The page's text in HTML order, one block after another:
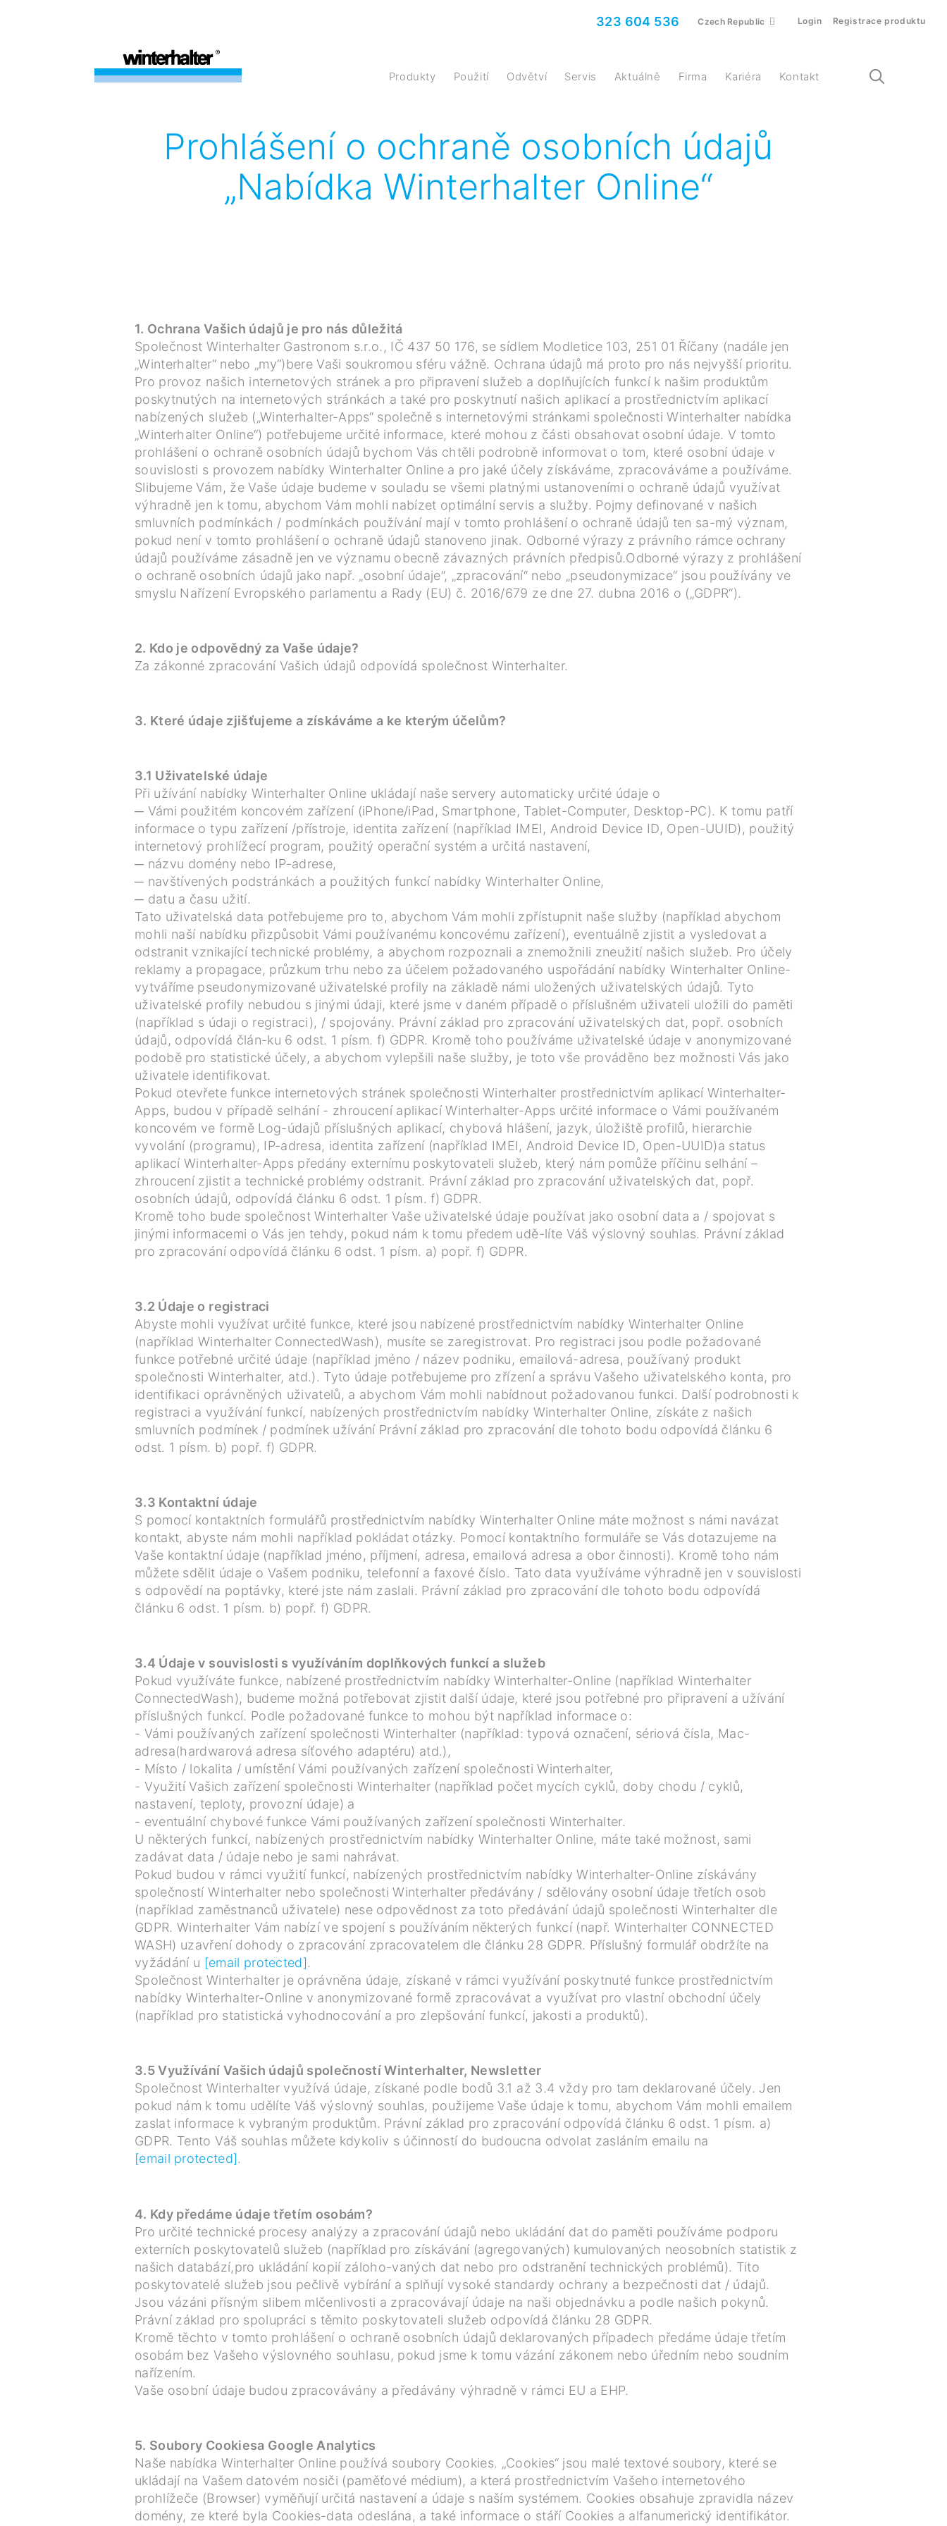
323 604 536 Czech Republic Login Registrace produktu
Produkty Použití Odvětví Servis Aktuálně Firma Kariéra Kontakt
Prohlášení o ochraně osobních údajů
„Nabídka Winterhalter Online“
1. Ochrana Vašich údajů je pro nás důležitá
Společnost Winterhalter Gastronom s.r.o., IČ 437 50 176, se sídlem Modletice 103, 251 01 Říčany (nadále jen
„Winterhalter“ nebo „my“)bere Vaši soukromou sféru vážně. Ochrana údajů má proto pro nás nejvyšší prioritu.
Pro provoz našich internetových stránek a pro připravení služeb a doplňujících funkcí k našim produktům
poskytnutých na internetových stránkách a také pro poskytnutí našich aplikací a prostřednictvím aplikací
nabízených služeb („Winterhalter-Apps“ společně s internetovými stránkami společnosti Winterhalter nabídka
„Winterhalter Online“) potřebujeme určité informace, které mohou z části obsahovat osobní údaje. V tomto
prohlášení o ochraně osobních údajů bychom Vás chtěli podrobně informovat o tom, které osobní údaje v
souvislosti s provozem nabídky Winterhalter Online a pro jaké účely získáváme, zpracováváme a používáme.
Slibujeme Vám, že Vaše údaje budeme v souladu se všemi platnými ustanoveními o ochraně údajů využívat
výhradně jen k tomu, abychom Vám mohli nabízet optimální servis a služby. Pojmy definované v našich
smluvních podmínkách / podmínkách používání mají v tomto prohlášení o ochraně údajů ten sa-mý význam,
pokud není v tomto prohlášení o ochraně údajů stanoveno jinak. Odborné výrazy z právního rámce ochrany
údajů používáme zásadně jen ve významu obecně závazných právních předpisů.Odborné výrazy z prohlášení
o ochraně osobních údajů jako např. „osobní údaje“, „zpracování“ nebo „pseudonymizace“ jsou používány ve
smyslu Nařízení Evropského parlamentu a Rady (EU) č. 2016/679 ze dne 27. dubna 2016 o („GDPR“).
2. Kdo je odpovědný za Vaše údaje?
Za zákonné zpracování Vašich údajů odpovídá společnost Winterhalter.
3. Které údaje zjišťujeme a získáváme a ke kterým účelům?
3.1 Uživatelské údaje
Při užívání nabídky Winterhalter Online ukládají naše servery automaticky určité údaje o
─ Vámi použitém koncovém zařízení (iPhone/iPad, Smartphone, Tablet-Computer, Desktop-PC). K tomu patří
informace o typu zařízení /přístroje, identita zařízení (například IMEI, Android Device ID, Open-UUID), použitý
internetový prohlížecí program, použitý operační systém a určitá nastavení,
─ názvu domény nebo IP-adrese,
─ navštívených podstránkách a použitých funkcí nabídky Winterhalter Online,
─ datu a času užití.
Tato uživatelská data potřebujeme pro to, abychom Vám mohli zpřístupnit naše služby (například abychom
mohli naší nabídku přizpůsobit Vámi používanému koncovému zařízení), eventuálně zjistit a vysledovat a
odstranit vznikající technické problémy, a abychom rozpoznali a znemožnili zneužití našich služeb. Pro účely
reklamy a propagace, průzkum trhu nebo za účelem požadovaného uspořádání nabídky Winterhalter Online-
vytváříme pseudonymizované uživatelské profily na základě námi uložených uživatelských údajů. Tyto
uživatelské profily nebudou s jinými údaji, které jsme v daném případě o příslušném uživateli uložili do paměti
(například s údaji o registraci), / spojovány. Právní základ pro zpracování uživatelských dat, popř. osobních
údajů, odpovídá člán-ku 6 odst. 1 písm. f) GDPR. Kromě toho používáme uživatelské údaje v anonymizované
podobě pro statistické účely, a abychom vylepšili naše služby, je toto vše prováděno bez možnosti Vás jako
uživatele identifikovat.
Pokud otevřete funkce internetových stránek společnosti Winterhalter prostřednictvím aplikací Winterhalter-
Apps, budou v případě selhání - zhroucení aplikací Winterhalter-Apps určité informace o Vámi používaném
koncovém ve formě Log-údajů příslušných aplikací, chybová hlášení, jazyk, úložiště profilů, hierarchie
vyvolání (programu), IP-adresa, identita zařízení (například IMEI, Android Device ID, Open-UUID)a status
aplikací Winterhalter-Apps předány externímu poskytovateli služeb, který nám pomůže příčinu selhání –
zhroucení zjistit a technické problémy odstranit. Právní základ pro zpracování uživatelských dat, popř.
osobních údajů, odpovídá článku 6 odst. 1 písm. f) GDPR.
Kromě toho bude společnost Winterhalter Vaše uživatelské údaje používat jako osobní data a / spojovat s
jinými informacemi o Vás jen tehdy, pokud nám k tomu předem udě-líte Váš výslovný souhlas. Právní základ
pro zpracování odpovídá článku 6 odst. 1 písm. a) popř. f) GDPR.
3.2 Údaje o registraci
Abyste mohli využívat určité funkce, které jsou nabízené prostřednictvím nabídky Winterhalter Online
(například Winterhalter ConnectedWash), musíte se zaregistrovat. Pro registraci jsou podle požadované
funkce potřebné určité údaje (například jméno / název podniku, emailová-adresa, používaný produkt
společnosti Winterhalter, atd.). Tyto údaje potřebujeme pro zřízení a správu Vašeho uživatelského konta, pro
identifikaci oprávněných uživatelů, a abychom Vám mohli nabídnout požadovanou funkci. Další podrobnosti k
registraci a využívání funkcí, nabízených prostřednictvím nabídky Winterhalter Online, získáte z našich
smluvních podmínek / podmínek užívání Právní základ pro zpracování dle tohoto bodu odpovídá článku 6
odst. 1 písm. b) popř. f) GDPR.
3.3 Kontaktní údaje
S pomocí kontaktních formulářů prostřednictvím nabídky Winterhalter Online máte možnost s námi navázat
kontakt, abyste nám mohli například pokládat otázky. Pomocí kontaktního formuláře se Vás dotazujeme na
Vaše kontaktní údaje (například jméno, příjmení, adresa, emailová adresa a obor činnosti). Kromě toho nám
můžete sdělit údaje o Vašem podniku, telefonní a faxové číslo. Tato data využíváme výhradně jen v souvislosti
s odpovědí na poptávky, které jste nám zaslali. Právní základ pro zpracování dle tohoto bodu odpovídá
článku 6 odst. 1 písm. b) popř. f) GDPR.
3.4 Údaje v souvislosti s využíváním doplňkových funkcí a služeb
Pokud využíváte funkce, nabízené prostřednictvím nabídky Winterhalter-Online (například Winterhalter
ConnectedWash), budeme možná potřebovat zjistit další údaje, které jsou potřebné pro připravení a užívání
příslušných funkcí. Podle požadované funkce to mohou být například informace o:
- Vámi používaných zařízení společnosti Winterhalter (například: typová označení, sériová čísla, Mac-
adresa(hardwarová adresa síťového adaptéru) atd.),
- Místo / lokalita / umístění Vámi používaných zařízení společnosti Winterhalter,
- Využití Vašich zařízení společnosti Winterhalter (například počet mycích cyklů, doby chodu / cyklů,
nastavení, teploty, provozní údaje) a
- eventuální chybové funkce Vámi používaných zařízení společnosti Winterhalter.
U některých funkcí, nabízených prostřednictvím nabídky Winterhalter Online, máte také možnost, sami
zadávat data / údaje nebo je sami nahrávat.
Pokud budou v rámci využití funkcí, nabízených prostřednictvím nabídky Winterhalter-Online získávány
společností Winterhalter nebo společnosti Winterhalter předávány / sdělovány osobní údaje třetích osob
(například zaměstnanců uživatele) nese odpovědnost za toto předávání údajů společnosti Winterhalter dle
GDPR. Winterhalter Vám nabízí ve spojení s používáním některých funkcí (např. Winterhalter CONNECTED
WASH) uzavření dohody o zpracování zpracovatelem dle článku 28 GDPR. Příslušný formulář obdržíte na
vyžádání u [email protected].
Společnost Winterhalter je oprávněna údaje, získané v rámci využívání poskytnuté funkce prostřednictvím
nabídky Winterhalter-Online v anonymizované formě zpracovávat a využívat pro vlastní obchodní účely
(například pro statistická vyhodnocování a pro zlepšování funkcí, jakosti a produktů).
3.5 Využívání Vašich údajů společností Winterhalter, Newsletter
Společnost Winterhalter využívá údaje, získané podle bodů 3.1 až 3.4 vždy pro tam deklarované účely. Jen
pokud nám k tomu udělíte Váš výslovný souhlas, použijeme Vaše údaje k tomu, abychom Vám mohli emailem
zaslat informace k vybraným produktům. Právní základ pro zpracování odpovídá článku 6 odst. 1 písm. a)
GDPR. Tento Váš souhlas můžete kdykoliv s účinností do budoucna odvolat zasláním emailu na
[email protected].
4. Kdy předáme údaje třetím osobám?
Pro určité technické procesy analýzy a zpracování údajů nebo ukládání dat do paměti používáme podporu
externích poskytovatelů služeb (například pro získávání (agregovaných) kumulovaných neosobních statistik z
našich databází,pro ukládání kopií záloho-vaných dat nebo pro odstranění technických problémů). Tito
poskytovatelé služeb jsou pečlivě vybírání a splňují vysoké standardy ochrany a bezpečnosti dat / údajů.
Jsou vázáni přísným slibem mlčenlivosti a zpracovávají údaje na naši objednávku a podle našich pokynů.
Právní základ pro spolupráci s těmito poskytovateli služeb odpovídá článku 28 GDPR.
Kromě těchto v tomto prohlášení o ochraně osobních údajů deklarovaných případech předáme údaje třetím
osobám bez Vašeho výslovného souhlasu, pokud jsme k tomu vázání zákonem nebo úředním nebo soudním
nařízením.
Vaše osobní údaje budou zpracovávány a předávány výhradně v rámci EU a EHP.
5. Soubory Cookiesa Google Analytics
Naše nabídka Winterhalter Online používá soubory Cookies. „Cookies“ jsou malé textové soubory, které se
ukládají na Vašem datovém nosiči (paměťové médium), a která prostřednictvím Vašeho internetového
prohlížeče (Browser) vyměňují určitá nastavení a údaje s naším systémem. Cookies obsahuje zpravidla název
domény, ze které byla Cookies-data odeslána, a také informace o stáří Cookies a alfanumerický identifikátor.